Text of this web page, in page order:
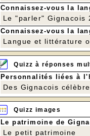
Connaissez-vous la
Le "parler" Gignacois
Connaissez-vous la
Langue et littérature
Quizz à réponses
Personnalités liées à
Des Gignacois
Quizz images
Le patrimoine de
Le petit patrimoine